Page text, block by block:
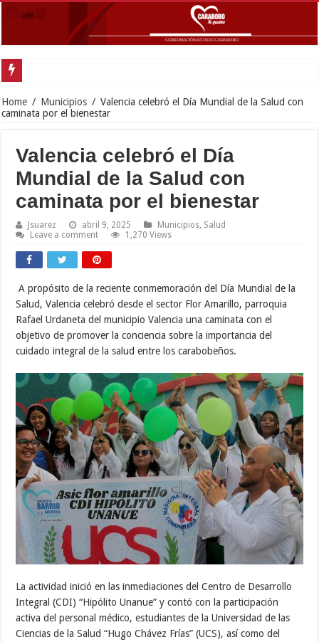
Home / Municipios / Valencia celebró el Día Mundial de la Salud con
caminata por el bienestar
Valencia celebró el Día
Mundial de la Salud con
caminata por el bienestar
Jsuarez abril 9, 2025 Municipios Salud
Leave a comment
1,270 Views
A propósito de la reciente conmemoración del Día Mundial de la
Salud, Valencia celebró desde el sector Flor Amarillo, parroquia
Rafael Urdaneta del municipio Valencia una caminata con el
objetivo de promover la conciencia sobre la importancia del
cuidado integral de la salud entre los carabobeños.
La actividad inició en las inmediaciones del Centro de Desarrollo
Integral (CDI) “Hipólito Unanue” y contó con la participación
activa del personal médico, estudiantes de la Universidad de las
Ciencias de la Salud “Hugo Chávez Frías” (UCS), así como del